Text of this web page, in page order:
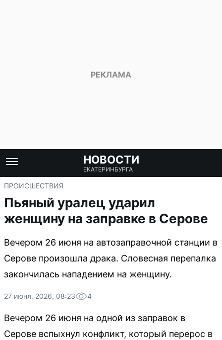
НОВОСТИ
ЕКАТЕРИНБУРГА
ПРОИСШЕСТВИЯ
Пьяный уралец ударил
женщину на заправке в Серове
Вечером 26 июня на автозаправочной станции в
Серове произошла драка. Словесная перепалка
закончилась нападением на женщину.
27 июня, 2026, 08:23 4
Вечером 26 июня на одной из заправок в
Серове вспыхнул конфликт, который перерос в